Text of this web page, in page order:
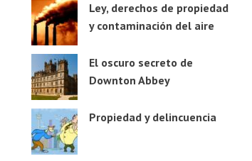
Ley, derechos de propiedad
y contaminación del aire
El oscuro secreto de
Downton Abbey
Propiedad y delincuencia